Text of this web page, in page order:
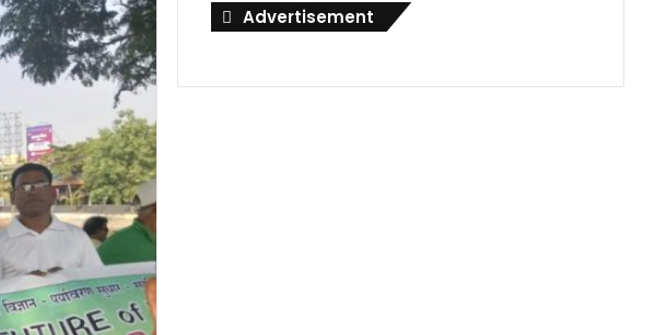
Advertisement